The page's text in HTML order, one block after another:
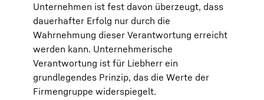
Unternehmen ist fest davon überzeugt, dass
dauerhafter Erfolg nur durch die
Wahrnehmung dieser Verantwortung erreicht
werden kann. Unternehmerische
Verantwortung ist für Liebherr ein
grundlegendes Prinzip, das die Werte der
Firmengruppe widerspiegelt.